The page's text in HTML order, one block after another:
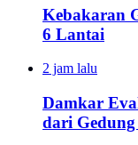
Kebakaran
6 Lantai
2 jam lalu
Damkar
dari